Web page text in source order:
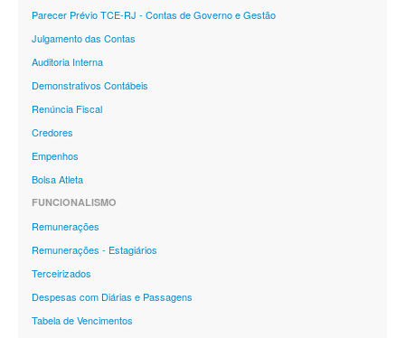
Parecer Prévio TCE-RJ - Contas de Governo e Gestão
Julgamento das Contas
Auditoria Interna
Demonstrativos Contábeis
Renúncia Fiscal
Credores
Empenhos
Bolsa Atleta
FUNCIONALISMO
Remunerações
Remunerações - Estagiários
Terceirizados
Despesas com Diárias e Passagens
Tabela de Vencimentos